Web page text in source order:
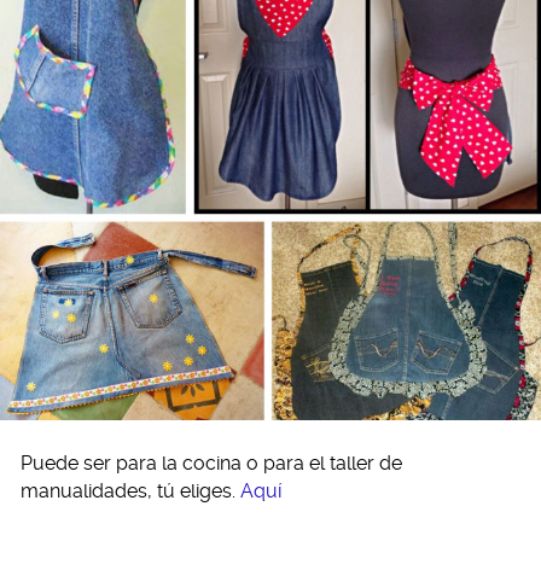
Puede ser para la cocina o para el taller de
manualidades, tú eliges. Aquí